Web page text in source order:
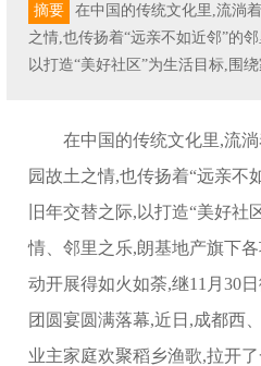
摘要
在中国的传统文化里,流淌
之情,也传扬着“远亲不如近邻”的
以打造“美好社区”为生活目标,围绕
在中国的传统文化里,流
园故土之情,也传扬着“远亲不
旧年交替之际,以打造“美好社
情、邻里之乐,朗基地产旗下
动开展得如火如荼,继11月30
团圆宴圆满落幕,近日,成都西
业主家庭欢聚稻乡渔歌,拉开